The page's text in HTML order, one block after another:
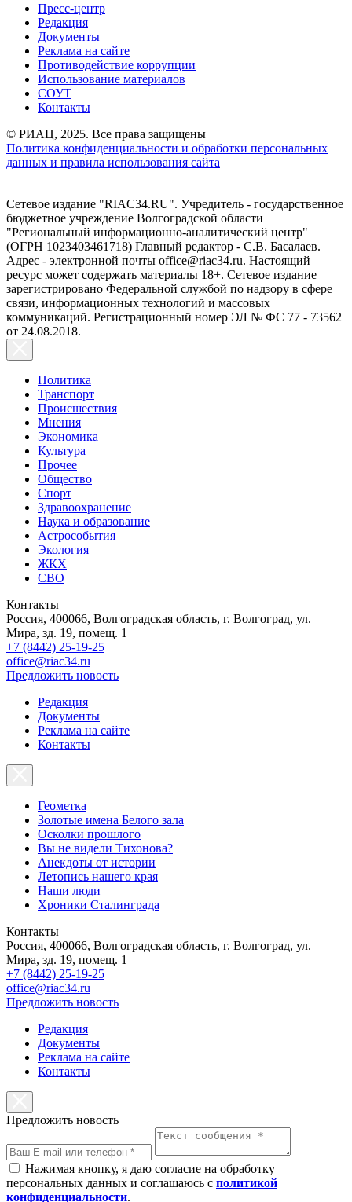
Пресс-центр
Редакция
Документы
Реклама на сайте
Противодействие коррупции
Использование материалов
СОУТ
Контакты
© РИАЦ, 2025. Все права защищены
Политика конфиденциальности и обработки персональных
данных и правила использования сайта
Сетевое издание "RIAC34.RU". Учредитель - государственное
бюджетное учреждение Волгоградской области
"Региональный информационно-аналитический центр"
(ОГРН 1023403461718) Главный редактор - С.В. Басалаев.
Адрес - электронной почты office@riac34.ru. Настоящий
ресурс может содержать материалы 18+. Сетевое издание
зарегистрировано Федеральной службой по надзору в сфере
связи, информационных технологий и массовых
коммуникаций. Регистрационный номер ЭЛ № ФС 77 - 73562
от 24.08.2018.
Политика
Транспорт
Происшествия
Мнения
Экономика
Культура
Прочее
Общество
Спорт
Здравоохранение
Наука и образование
Астрособытия
Экология
ЖКХ
СВО
Контакты
Россия, 400066, Волгоградская область, г. Волгоград, ул.
Мира, зд. 19, помещ. 1
+7 (8442) 25-19-25
office@riac34.ru
Предложить новость
Редакция
Документы
Реклама на сайте
Контакты
Геометка
Золотые имена Белого зала
Осколки прошлого
Вы не видели Тихонова?
Анекдоты от истории
Летопись нашего края
Наши люди
Хроники Сталинграда
Контакты
Россия, 400066, Волгоградская область, г. Волгоград, ул.
Мира, зд. 19, помещ. 1
+7 (8442) 25-19-25
office@riac34.ru
Предложить новость
Редакция
Документы
Реклама на сайте
Контакты
Предложить новость
Нажимая кнопку, я даю согласие на обработку
персональных данных и соглашаюсь с политикой
конфиденциальности.